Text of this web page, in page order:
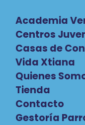
Academia
Centros
Casas de
Vida Xtiana
Quienes
Tienda
Contacto
Gestoría